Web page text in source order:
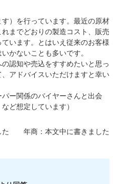
）を行っています。最近の原材
までどおりの製造コスト、販売
います。とはいえ従来のお客様
かないことも多いです。
認知や売込をすすめたいと思っ
アドバイスいただけますと幸い
パー関係のバイヤーさんと出会
ど想定しています）
年商： 本文中に書きました